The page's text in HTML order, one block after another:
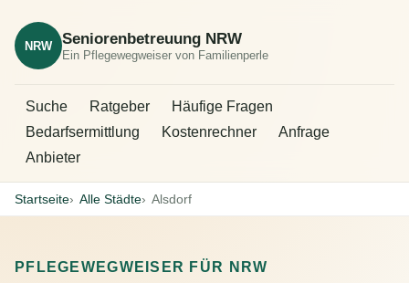
NRW Seniorenbetreuung NRW
Ein Pflegewegweiser von Familienperle
Suche Ratgeber
Häufige Fragen
Bedarfsermittlung
Kostenrechner
Anfrage
Anbieter
Startseite Alle Städte Alsdorf
PFLEGEWEGWEISER FÜR NRW